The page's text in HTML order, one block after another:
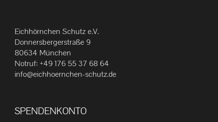
Die
Optionen
auf
der
werden
Eichhörnchen Schutz e.V.
Donnersbergerstraße 9
80634 München
Notruf: +49 176 55 37 68 64
info@eichhoernchen-schutz.de
SPENDENKONTO